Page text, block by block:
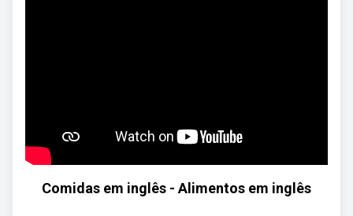
Comidas em inglês - Alimentos em inglês